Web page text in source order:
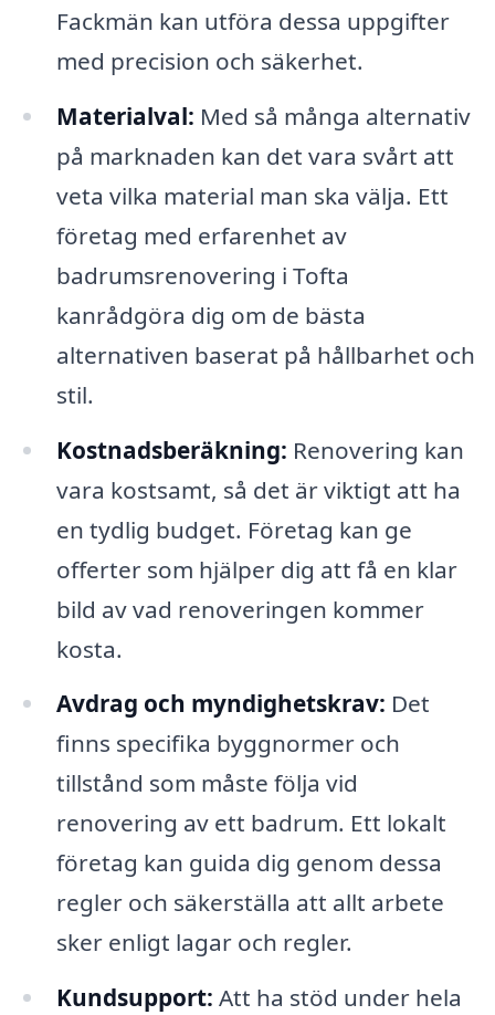
Fackmän kan utföra dessa uppgifter
med precision och säkerhet.
Materialval: Med så många alternativ
på marknaden kan det vara svårt att
veta vilka material man ska välja. Ett
företag med erfarenhet av
badrumsrenovering i Tofta
kanrådgöra dig om de bästa
alternativen baserat på hållbarhet och
stil.
Kostnadsberäkning: Renovering kan
vara kostsamt, så det är viktigt att ha
en tydlig budget. Företag kan ge
offerter som hjälper dig att få en klar
bild av vad renoveringen kommer
kosta.
Avdrag och myndighetskrav: Det
finns specifika byggnormer och
tillstånd som måste följa vid
renovering av ett badrum. Ett lokalt
företag kan guida dig genom dessa
regler och säkerställa att allt arbete
sker enligt lagar och regler.
Kundsupport: Att ha stöd under hela